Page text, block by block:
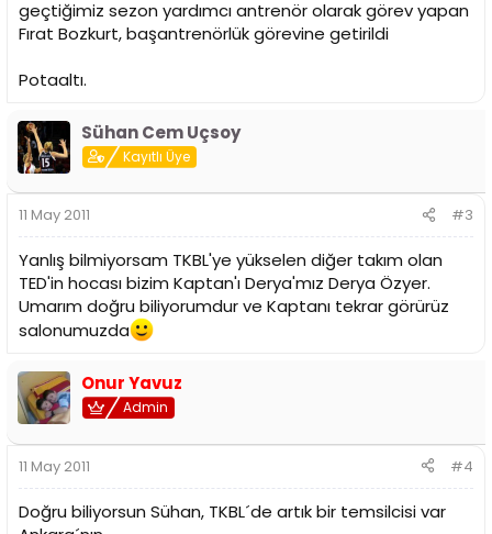
geçtiğimiz sezon yardımcı antrenör olarak görev yapan
Fırat Bozkurt, başantrenörlük görevine getirildi
Potaaltı.
Sühan Cem Uçsoy
Kayıtlı Üye
11 May 2011 #3
Yanlış bilmiyorsam TKBL'ye yükselen diğer takım olan
TED'in hocası bizim Kaptan'ı Derya'mız Derya Özyer.
Umarım doğru biliyorumdur ve Kaptanı tekrar görürüz
salonumuzda
Onur Yavuz
Admin
11 May 2011 #4
Doğru biliyorsun Sühan, TKBL´de artık bir temsilcisi var